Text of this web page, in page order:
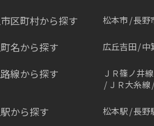
市区町村から探す 松本市 長野
町名から探す 広丘吉田 中
路線から探す ＪＲ篠ノ井線
ＪＲ大糸線
駅から探す 松本駅 長野